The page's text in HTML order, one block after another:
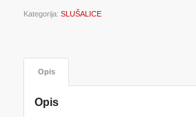
Kategorija: SLUŠALICE
Opis
Opis